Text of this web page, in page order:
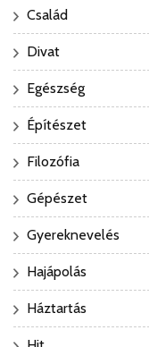
Család
Divat
Egészség
Építészet
Filozófia
Gépészet
Gyereknevelés
Hajápolás
Háztartás